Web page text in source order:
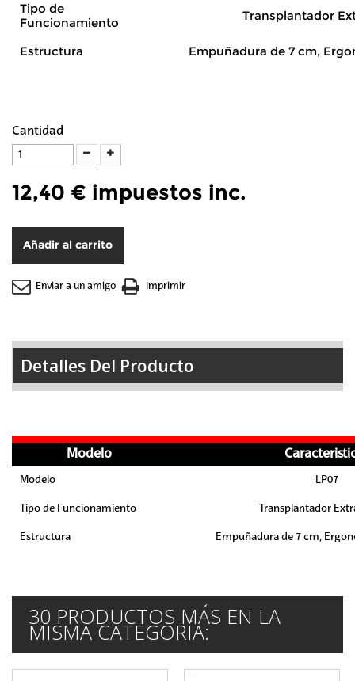
Tipo de
Funcionamiento
Transplantador
Estructura Empuñadura de 7 cm,
Cantidad
12,40 € impuestos inc.
Añadir al carrito
Enviar a un amigo Imprimir
Detalles Del Producto
Modelo
Modelo LP07
Tipo de Funcionamiento Transplantador
Estructura Empuñadura de 7 cm,
30 PRODUCTOS MÁS EN LA
MISMA CATEGORÍA: